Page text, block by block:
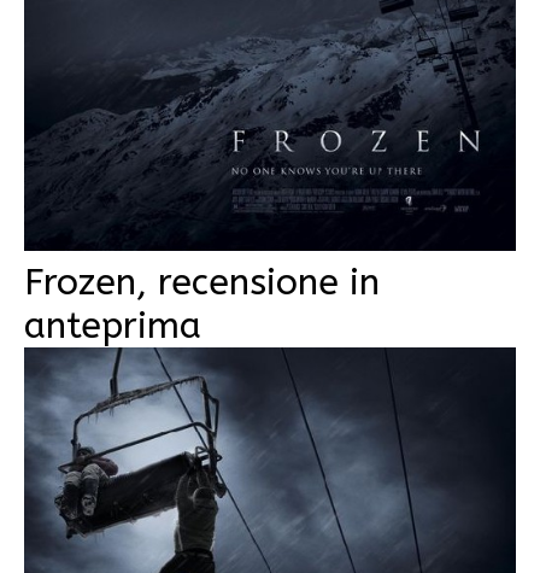
Frozen, recensione in
anteprima